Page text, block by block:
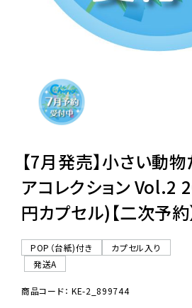
景品・玩具・文具
販促用カプセルトイ
06-6282-
【7月発売】小さい動
アコレクション Vol.2
円カプセル)【二次予約
POP（台紙)付き
カプセル入り
発送A
商品コード： KE-2_899744